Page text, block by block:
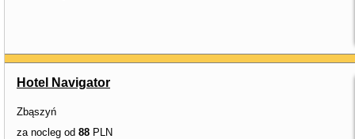
Hotel Navigator
Zbąszyń
za nocleg od 88 PLN